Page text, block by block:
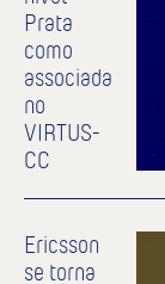
Prata
como
associada
no
VIRTUS-
CC
Ericsson
se torna